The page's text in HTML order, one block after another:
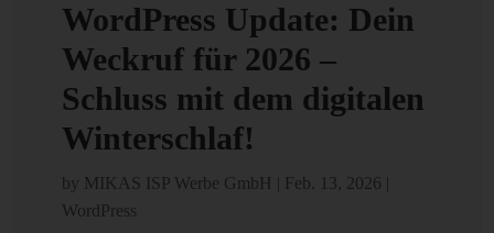
WordPress Update: Dein
Weckruf für 2026 –
Schluss mit dem digitalen
Winterschlaf!
by MIKAS ISP Werbe GmbH Feb. 13, 2026
WordPress